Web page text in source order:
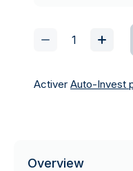
Activer Auto-Invest
Overview